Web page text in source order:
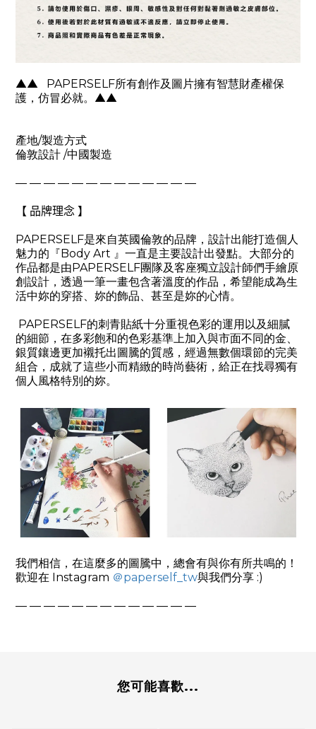
▲▲ PAPERSELF所有創作及圖片擁有智慧財產權保
護，仿冒必就。 ▲▲
產地/製造方式
倫敦設計 /中國製造
— — — — — — — — — — — — —
【 品牌理念 】
PAPERSELF是來自英國倫敦的品牌，設計出能打造個人
魅力的『Body Art 』一直是主要設計出發點。大部分的
作品都是由PAPERSELF團隊及客座獨立設計師們手繪原
創設計，透過一筆一畫包含著溫度的作品，希望能成為生
活中妳的穿搭、妳的飾品、甚至是妳的心情。
PAPERSELF的刺青貼紙十分重視色彩的運用以及細膩
的細節，在多彩飽和的色彩基準上加入與市面不同的金、
銀質鑲邊更加襯托出圖騰的質感，經過無數個環節的完美
組合，成就了這些小而精緻的時尚藝術，給正在找尋獨有
個人風格特別的妳。
我們相信，在這麼多的圖騰中，總會有與你有所共鳴的！
歡迎在 Instagram ＠paperself_tw與我們分享 :)
— — — — — — — — — — — — —
您可能喜歡...